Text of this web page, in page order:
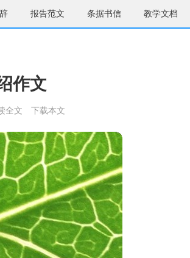
报告范文 条据书信 教学文档
作文
全文 下载本文